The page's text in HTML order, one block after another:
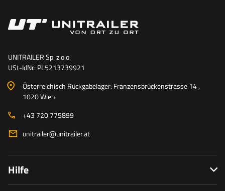
UNITRAILER Sp. z o.o.
USt-IdNr: PL5213739921
Österreichisch Rückgabelager: Franzensbrückenstrasse 14 ,
1020 Wien
+43 720 775899
unitrailer@unitrailer.at
Hilfe